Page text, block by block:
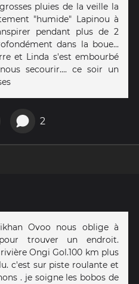
pluies de la veille la
"humide" Lapinou à
pendant plus de 2
dans la boue...
et Linda s'est embourbé
secourir.... ce soir un
2
Ovoo nous oblige à
trouver un endroit.
Ongi Gol.100 km plus
c'est sur piste roulante et
. je soigne les bobos de